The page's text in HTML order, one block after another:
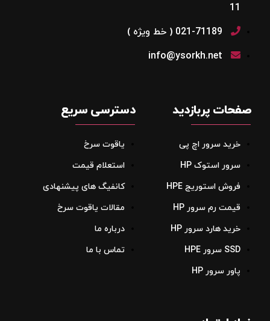
11
021-71189 ( خط ویژه )
info@ysorkh.net
صفحات پربازدید
خرید سرور اچ پی
سرور استوک HP
فروش استوریج‌ HPE
قیمت رم سرور HP
خرید هارد سرور HP
SSD سرور HPE
پاور سرور HP
دسترسی سریع
یاقوت سرخ
استعلام قیمت
کانفیگ های پیشنهادی
مقالات یاقوت سرخ
درباره ما
تماس با ما